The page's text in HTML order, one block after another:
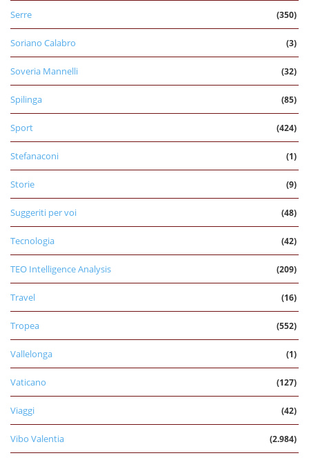
Serre (350)
Soriano Calabro (3)
Soveria Mannelli (32)
Spilinga (85)
Sport (424)
Stefanaconi (1)
Storie (9)
Suggeriti per voi (48)
Tecnologia (42)
TEO Intelligence Analysis (209)
Travel (16)
Tropea (552)
Vallelonga (1)
Vaticano (127)
Viaggi (42)
Vibo Valentia (2.984)